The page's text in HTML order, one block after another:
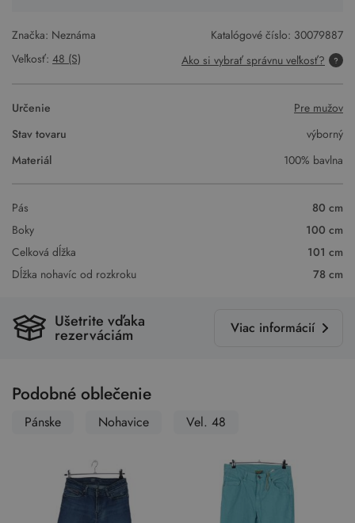
Značka: Neznáma Katalógové číslo: 30079887
Veľkosť: 48 (S) Ako si vybrať správnu veľkosť?
Určenie
Pre mužov
Stav tovaru
výborný
Materiál
100% bavlna
Pás
80 cm
Boky
100 cm
Celková dĺžka
101 cm
Dĺžka nohavíc od rozkroku
78 cm
Ušetrite vďaka
rezerváciám Viac informácií
Podobné oblečenie
Pánske Nohavice Vel. 48